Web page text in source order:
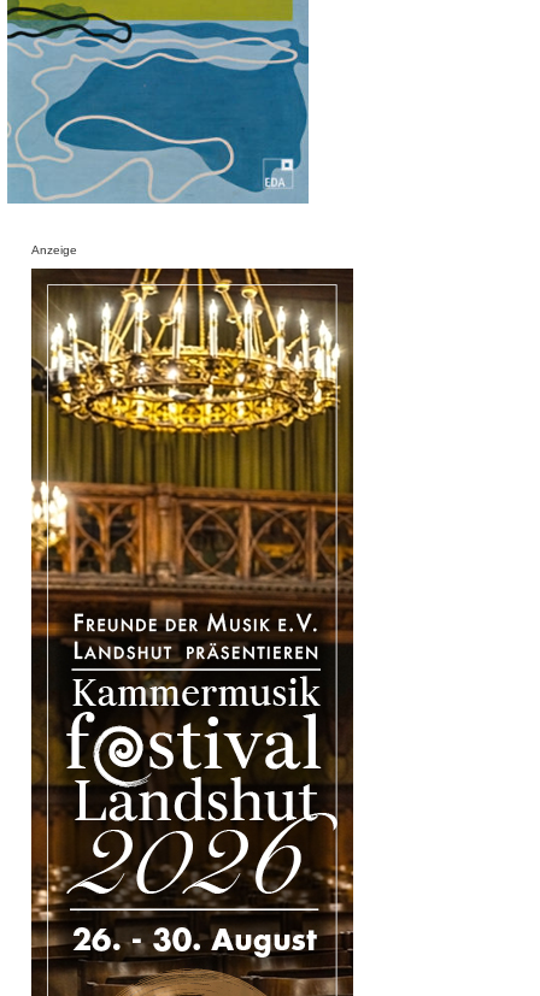
Anzeige